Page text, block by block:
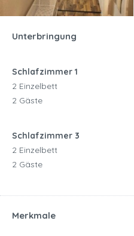
Unterbringung
Schlafzimmer 1
2 Einzelbett
2 Gäste
Schlafzimmer 3
2 Einzelbett
2 Gäste
Merkmale